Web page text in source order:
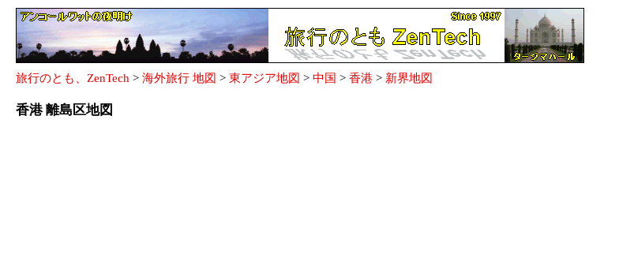
旅行のとも、ZenTech > 海外旅行 地図 > 東アジア地図 > 中国 > 香港 > 新界地図
香港 離島区地図